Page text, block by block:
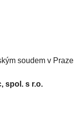
soudem v
spol. s r.o.